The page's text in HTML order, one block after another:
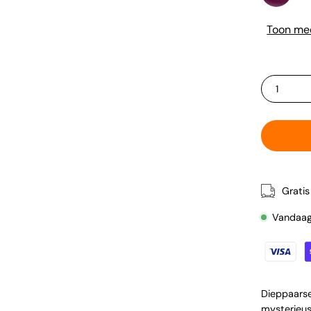
Aura
Toon
1